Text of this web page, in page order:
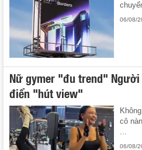
06/08/
Nữ gymer "đu trend"
điển "hút view"
cô
06/08/